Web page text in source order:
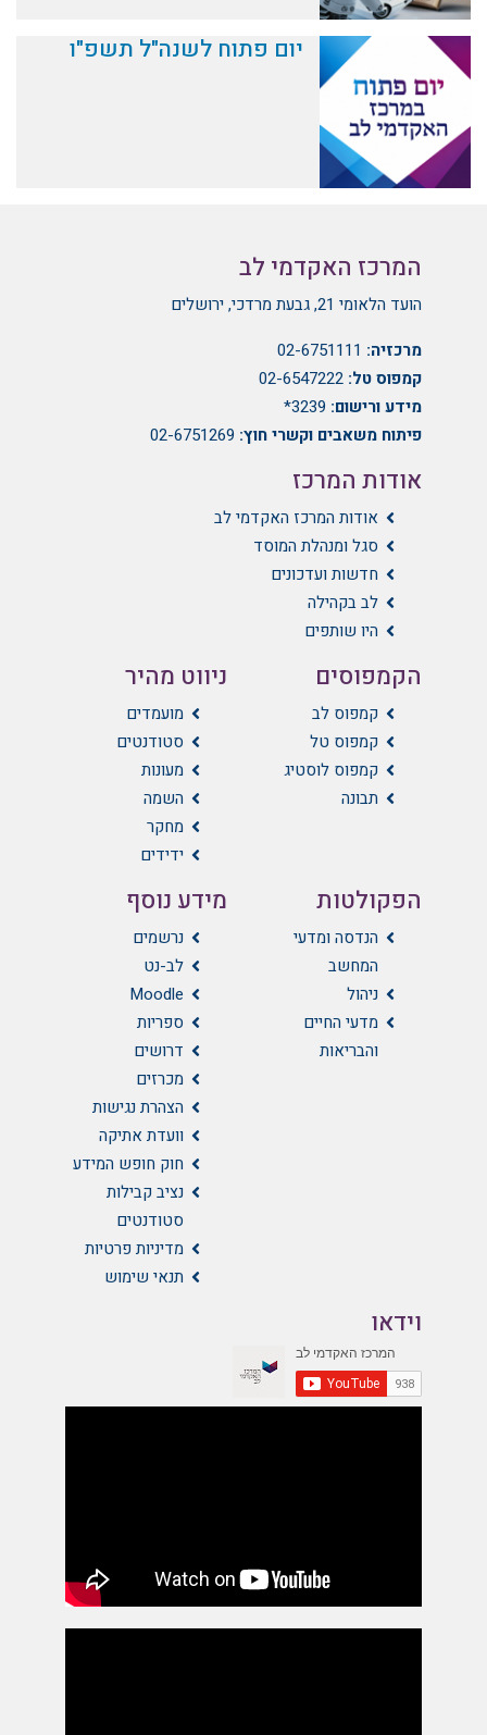
יום פתוח לשנה"ל תשפ"ו
המרכז האקדמי לב
הועד הלאומי 21, גבעת מרדכי, ירושלים
מרכזיה: 02-6751111
קמפוס טל: 02-6547222
מידע ורישום: 3239*
פיתוח משאבים וקשרי חוץ: 02-6751269
אודות המרכז
אודות המרכז האקדמי לב
סגל ומנהלת המוסד
חדשות ועדכונים
לב בקהילה
היו שותפים
הקמפוסים
קמפוס לב
קמפוס טל
קמפוס לוסטיג
תבונה
הפקולטות
הנדסה ומדעי
המחשב
ניהול
מדעי החיים
והבריאות
ניווט מהיר
מועמדים
סטודנטים
מעונות
השמה
מחקר
ידידים
מידע נוסף
נרשמים
לב-נט
Moodle
ספריות
דרושים
מכרזים
הצהרת נגישות
וועדת אתיקה
חוק חופש המידע
נציב קבילות
סטודנטים
מדיניות פרטיות
תנאי שימוש
וידאו